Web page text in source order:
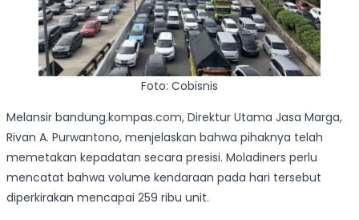
Foto: Cobisnis
Melansir bandung.kompas.com, Direktur Utama Jasa Marga,
Rivan A. Purwantono, menjelaskan bahwa pihaknya telah
memetakan kepadatan secara presisi. Moladiners perlu
mencatat bahwa volume kendaraan pada hari tersebut
diperkirakan mencapai 259 ribu unit.